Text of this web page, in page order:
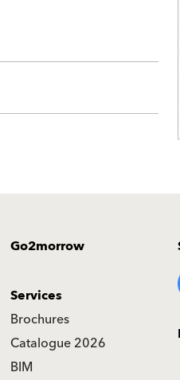
Go2morrow
Services
Brochures
Catalogue 2026
BIM